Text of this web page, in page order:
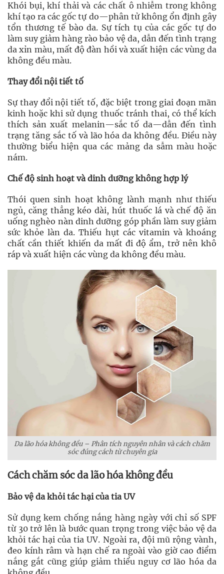
Khói bụi, khí thải và các chất ô nhiễm trong không
khí tạo ra các gốc tự do—phân tử không ổn định gây
tổn thương tế bào da. Sự tích tụ của các gốc tự do
làm suy giảm hàng rào bảo vệ da, dẫn đến tình trạng
da xỉn màu, mất độ đàn hồi và xuất hiện các vùng da
không đều màu.
Thay đổi nội tiết tố
Sự thay đổi nội tiết tố, đặc biệt trong giai đoạn mãn
kinh hoặc khi sử dụng thuốc tránh thai, có thể kích
thích sản xuất melanin—sắc tố da—dẫn đến tình
trạng tăng sắc tố và lão hóa da không đều. Điều này
thường biểu hiện qua các mảng da sẫm màu hoặc
nám.
Chế độ sinh hoạt và dinh dưỡng không hợp lý
Thói quen sinh hoạt không lành mạnh như thiếu
ngủ, căng thẳng kéo dài, hút thuốc lá và chế độ ăn
uống nghèo nàn dinh dưỡng góp phần làm suy giảm
sức khỏe làn da. Thiếu hụt các vitamin và khoáng
chất cần thiết khiến da mất đi độ ẩm, trở nên khô
ráp và xuất hiện các vùng da không đều màu.
Da lão hóa không đều – Phân tích nguyên nhân và cách chăm
sóc đúng cách từ chuyên gia
Cách chăm sóc da lão hóa không đều
Bảo vệ da khỏi tác hại của tia UV
Sử dụng kem chống nắng hàng ngày với chỉ số SPF
từ 30 trở lên là bước quan trọng trong việc bảo vệ da
khỏi tác hại của tia UV. Ngoài ra, đội mũ rộng vành,
đeo kính râm và hạn chế ra ngoài vào giờ cao điểm
nắng gắt cũng giúp giảm thiểu nguy cơ lão hóa da